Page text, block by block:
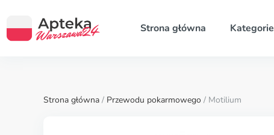
Strona główna Kategorie
Strona główna / Przewodu pokarmowego / Motilium